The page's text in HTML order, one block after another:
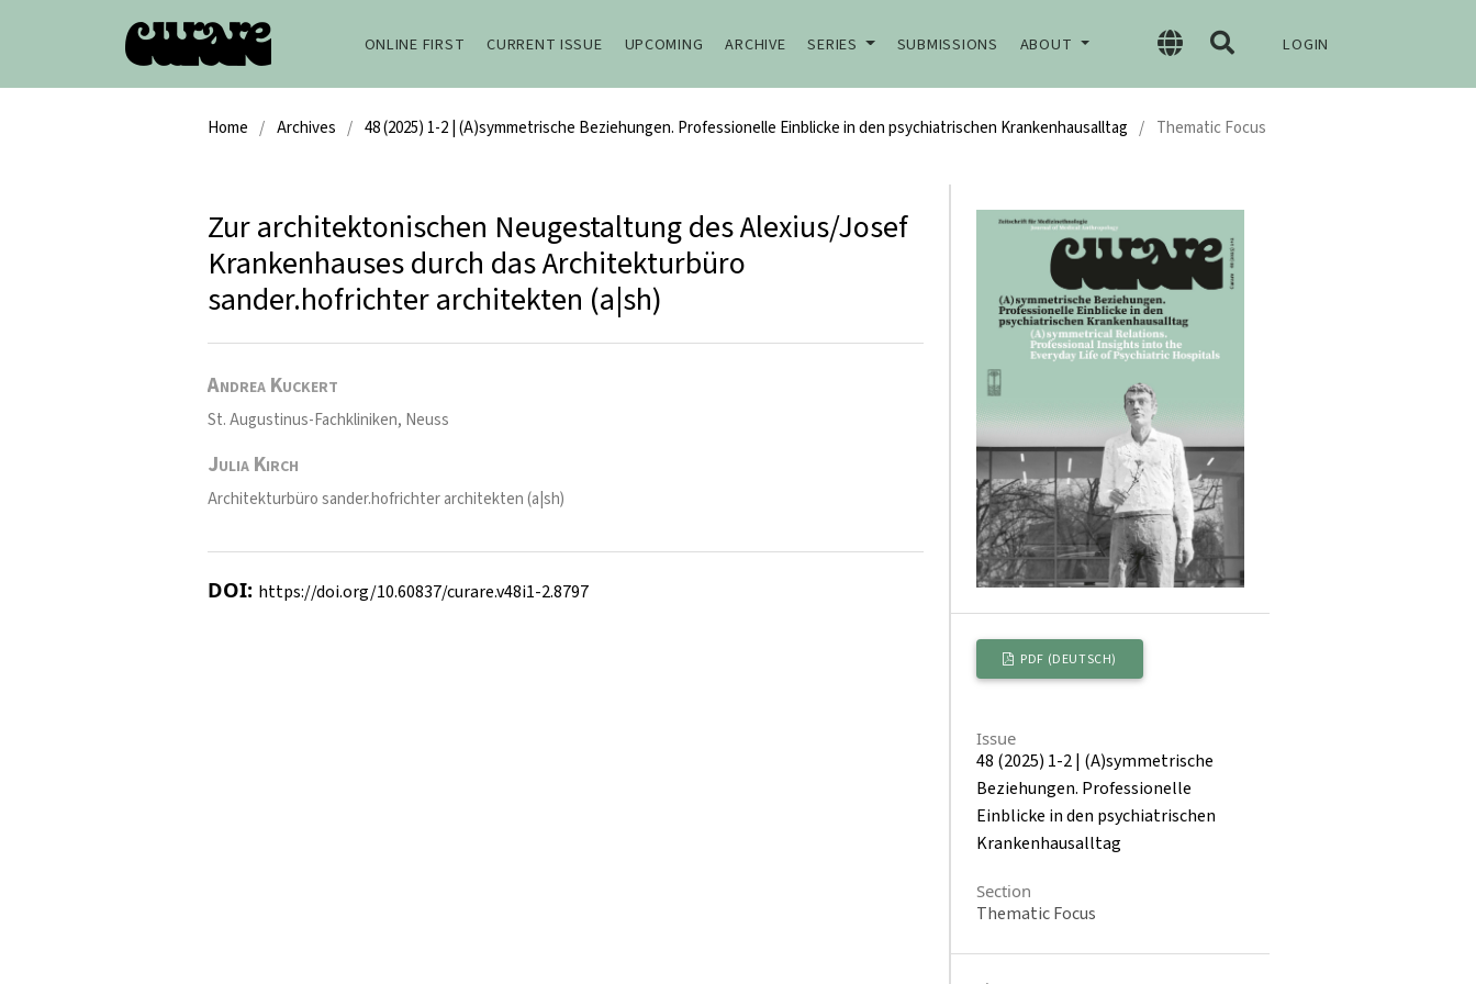
ONLINE FIRST CURRENT ISSUE UPCOMING ARCHIVE SERIES SUBMISSIONS ABOUT LOGIN
Home / Archives / 48 (2025) 1-2 | (A)symmetrische Beziehungen. Professionelle Einblicke in den psychiatrischen Krankenhausalltag / Thematic Focus
Zur architektonischen Neugestaltung des Alexius/Josef
Krankenhauses durch das Architekturbüro
sander.hofrichter architekten (a|sh)
Andrea Kuckert
St. Augustinus-Fachkliniken, Neuss
Julia Kirch
Architekturbüro sander.hofrichter architekten (a|sh)
DOI: https://doi.org/10.60837/curare.v48i1-2.8797
PDF (DEUTSCH)
Issue
48 (2025) 1-2 | (A)symmetrische
Beziehungen. Professionelle
Einblicke in den psychiatrischen
Krankenhausalltag
Section
Thematic Focus